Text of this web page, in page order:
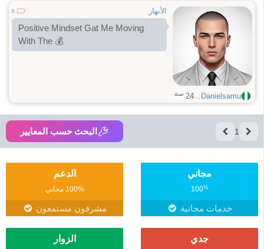
الأنهار 0
Positive Mindset Gat Me Moving
With The 💰
Danielsamu...
24 سنة
1 البحث حسب المعايير
مجاني
100%
خدمات مجانية
الدعم
100% مجاني
مشرفون مستمعون
جدي الزوار